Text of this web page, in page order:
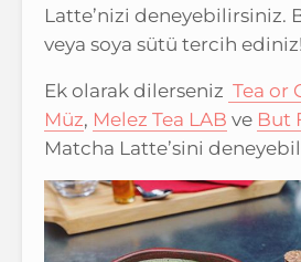
Latte’nizi deneyebilirsiniz.
veya soya sütü tercih ediniz!
Ek olarak dilerseniz Tea or
Müz, Melez Tea LAB ve But
Matcha Latte’sini